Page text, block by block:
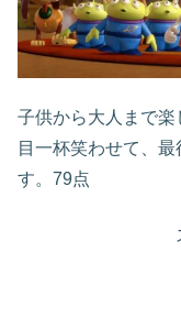
子供から大人まで楽
目一杯笑わせて、
す。79点